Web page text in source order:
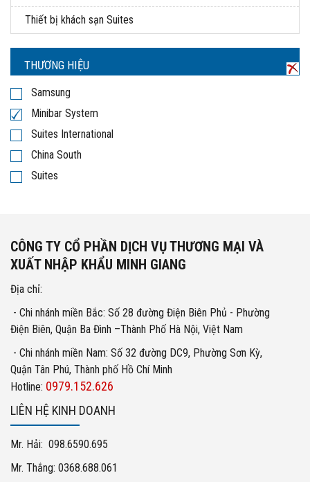
Thiết bị khách sạn Suites
THƯƠNG HIỆU
Samsung
Minibar System
Suites International
China South
Suites
CÔNG TY CỔ PHẦN DỊCH VỤ THƯƠNG MẠI VÀ
XUẤT NHẬP KHẨU MINH GIANG
Địa chỉ:
- Chi nhánh miền Bắc: Số 28 đường Điện Biên Phủ - Phường
Điện Biên, Quận Ba Đình –Thành Phố Hà Nội, Việt Nam
- Chi nhánh miền Nam: Số 32 đường DC9, Phường Sơn Kỳ,
Quận Tân Phú, Thành phố Hồ Chí Minh
Hotline: 0979.152.626
LIÊN HỆ KINH DOANH
Mr. Hải: 098.6590.695
Mr. Thắng: 0368.688.061